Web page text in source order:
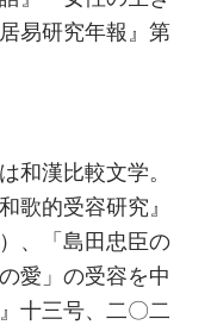
易研究年報』第
和漢比較文学。
歌的受容研究』
、「島田忠臣の
愛」の受容を中
十三号、二〇二